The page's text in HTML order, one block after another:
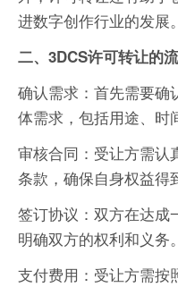
进数字创作行业的发展。
二、3DCS许可转让的
确认需求：首先需要确
体需求，包括用途、时
审核合同：受让方需认
条款，确保自身权益得
签订协议：双方在达成
明确双方的权利和义务。
支付费用：受让方需按